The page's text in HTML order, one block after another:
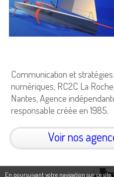
Communication et stratégies
numériques, RC2C La
Nantes, Agence
responsable créée en 1985.
Voir nos
En poursuivant votre navigation sur ce